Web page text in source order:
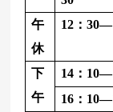
午
休
12： 30―
下
午
14： 10―
16： 10―